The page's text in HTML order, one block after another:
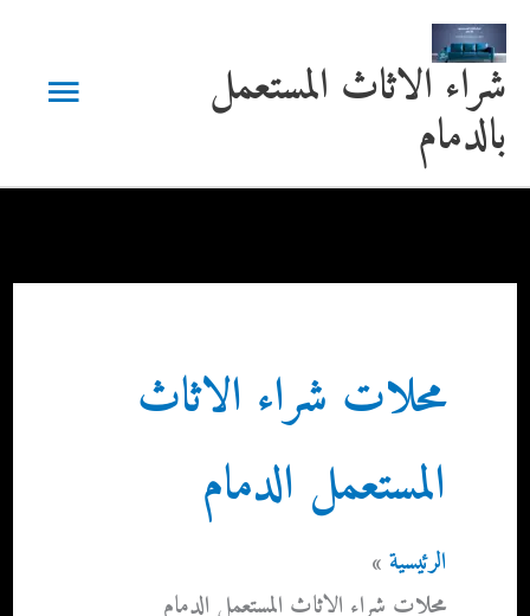
تخطي
المحتوىشراء الاثاث المستعمل
بالدمام
القائمة
محلات شراء الاثاث
المستعمل الدمام
الرئيسية
محلات شراء الاثاث المستعمل الدمام